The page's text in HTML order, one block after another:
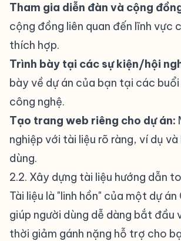
Tham gia diễn đàn và cộng
cộng đồng liên quan đến lĩnh vực
thích hợp.
Trình bày tại các sự kiện/hội
bày về dự án của bạn tại các
công nghệ.
Tạo trang web riêng cho dự án:
nghiệp với tài liệu rõ ràng, ví dụ
dùng.
2.2. Xây dựng tài liệu hướng dẫn
Tài liệu là "linh hồn" của một dự
giúp người dùng dễ dàng bắt
thời giảm gánh nặng hỗ trợ cho